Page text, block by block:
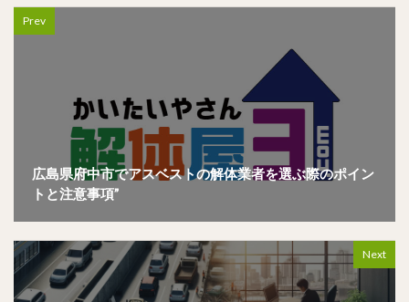
Prev
広島県府中市でアスベストの解体業者を選ぶ際のポイン
トと注意事項”
Next